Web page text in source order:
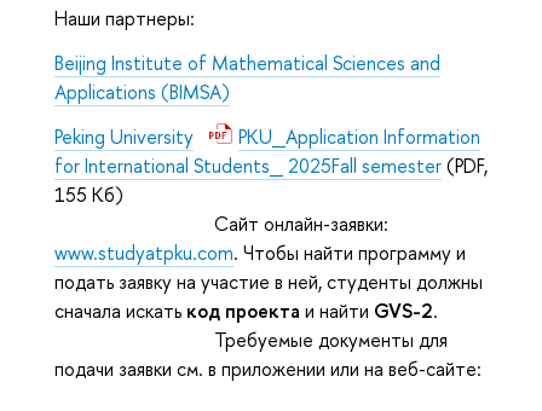
Наши партнеры:
Beijing Institute of Mathematical Sciences and
Applications (BIMSA)
Peking University
PKU_Application Information
for International Students_ 2025Fall semester(PDF,
155 Кб)
Сайт онлайн-заявки:
www.studyatpku.com. Чтобы найти программу и
подать заявку на участие в ней, студенты должны
сначала искать код проекта и найти GVS-2.
Требуемые документы для
подачи заявки см. в приложении или на веб-сайте: